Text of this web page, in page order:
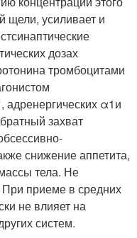
щели, усиливает и
дозах
тромбоцитами
, адренергических α1и
захват
снижение аппетита,
тела. Не
приеме в средних
не влияет на
систем.